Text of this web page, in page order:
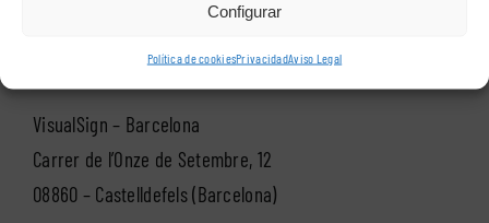
Configurar
Política de cookiesPrivacidadAviso Legal
Delegación Cataluña
VisualSign – Barcelona
Carrer de l’Onze de Setembre, 12
08860 – Castelldefels (Barcelona)